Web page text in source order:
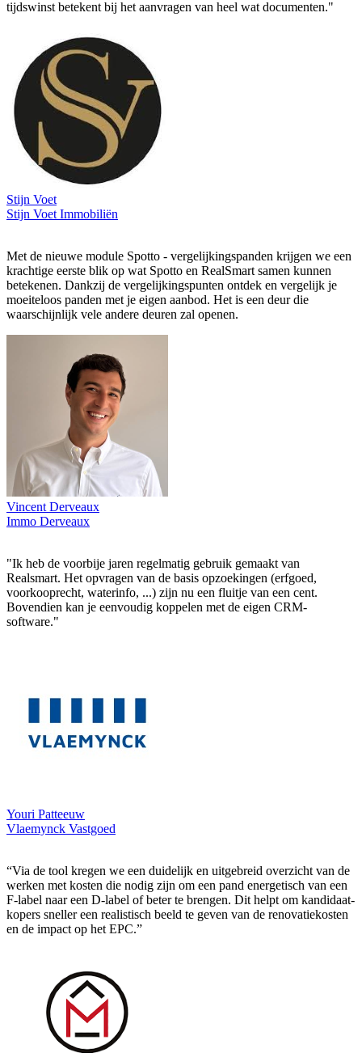
tijdswinst betekent bij het aanvragen van heel wat documenten."
Stijn Voet
Stijn Voet Immobiliën
Met de nieuwe module Spotto - vergelijkingspanden krijgen we een
krachtige eerste blik op wat Spotto en RealSmart samen kunnen
betekenen. Dankzij de vergelijkingspunten ontdek en vergelijk je
moeiteloos panden met je eigen aanbod. Het is een deur die
waarschijnlijk vele andere deuren zal openen.
Vincent Derveaux
Immo Derveaux
"Ik heb de voorbije jaren regelmatig gebruik gemaakt van
Realsmart. Het opvragen van de basis opzoekingen (erfgoed,
voorkooprecht, waterinfo, ...) zijn nu een fluitje van een cent.
Bovendien kan je eenvoudig koppelen met de eigen CRM-
software."
Youri Patteeuw
Vlaemynck Vastgoed
“Via de tool kregen we een duidelijk en uitgebreid overzicht van de
werken met kosten die nodig zijn om een pand energetisch van een
F-label naar een D-label of beter te brengen. Dit helpt om kandidaat-
kopers sneller een realistisch beeld te geven van de renovatiekosten
en de impact op het EPC.”